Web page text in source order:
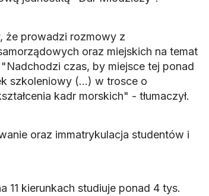
że prowadzi rozmowy z
oraz miejskich na temat
czas, by miejsce tej ponad
szkoleniowy (...) w trosce o
kadr morskich" - tłumaczył.
oraz immatrykulacja studentów i
11 kierunkach studiuje ponad 4 tys.